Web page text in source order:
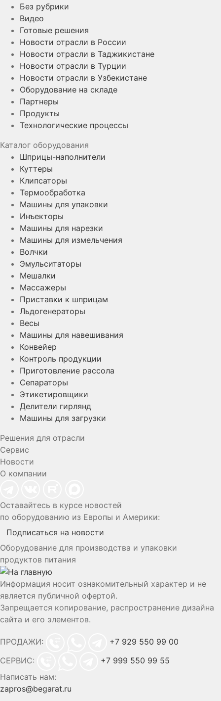
Без рубрики
Видео
Готовые решения
Новости отрасли в России
Новости отрасли в Таджикистане
Новости отрасли в Турции
Новости отрасли в Узбекистане
Оборудование на складе
Партнеры
Продукты
Технологические процессы
Каталог оборудования
Шприцы-наполнители
Куттеры
Клипсаторы
Термообработка
Машины для упаковки
Инъекторы
Машины для нарезки
Машины для измельчения
Волчки
Эмульситаторы
Мешалки
Массажеры
Приставки к шприцам
Льдогенераторы
Весы
Машины для навешивания
Конвейер
Контроль продукции
Приготовление рассола
Сепараторы
Этикетировщики
Делители гирлянд
Машины для загрузки
Решения для отрасли
Сервис
Новости
О компании
Оставайтесь в курсе новостей
по оборудованию из Европы и Америки:
Подписаться на новости
Оборудование для производства и упаковки
продуктов питания
Информация носит ознакомительный характер и не
является публичной офертой.
Запрещается копирование, распространение дизайна
сайта и его элементов.
ПРОДАЖИ:
+7 929 550 99 00
СЕРВИС:
+7 999 550 99 55
Написать нам:
zapros@begarat.ru